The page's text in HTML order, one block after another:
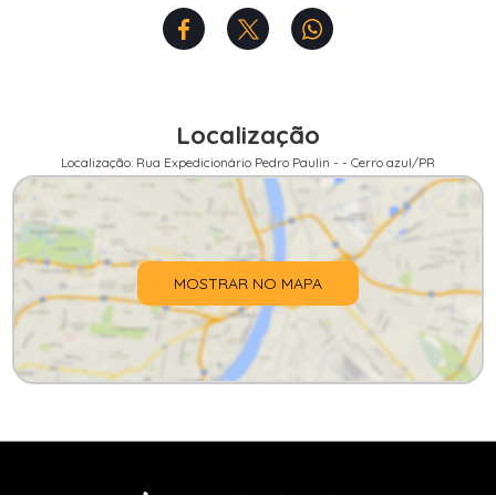
Localização
Localização: Rua Expedicionário Pedro Paulin - - Cerro azul/PR
MOSTRAR NO MAPA